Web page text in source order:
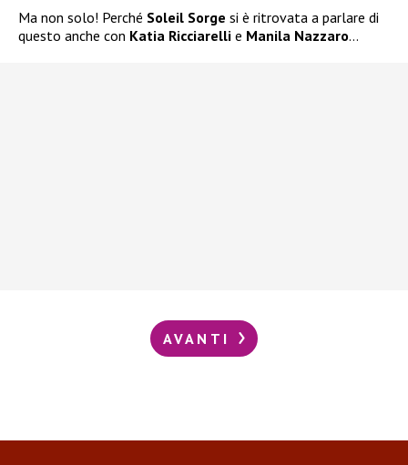
Ma non solo! Perché Soleil Sorge si è ritrovata a parlare di
questo anche con Katia Ricciarelli e Manila Nazzaro…
AVANTI